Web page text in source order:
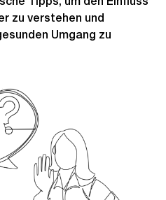
zu verstehen und
Umgang zu